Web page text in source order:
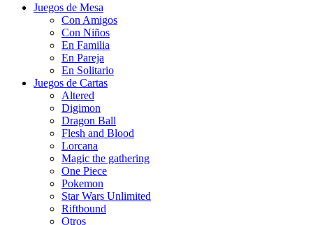
Juegos de Mesa
Con Amigos
Con Niños
En Familia
En Pareja
En Solitario
Juegos de Cartas
Altered
Digimon
Dragon Ball
Flesh and Blood
Lorcana
Magic the gathering
One Piece
Pokemon
Star Wars Unlimited
Riftbound
Otros